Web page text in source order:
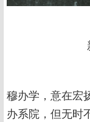
穆办学，意在宏
办系院，但无时